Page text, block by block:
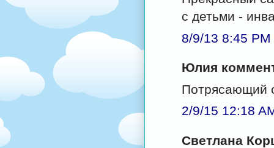
с детьми -
8/9/13 8:45 PM
Юлия
Потрясающий
2/9/15 12:18
Светлана